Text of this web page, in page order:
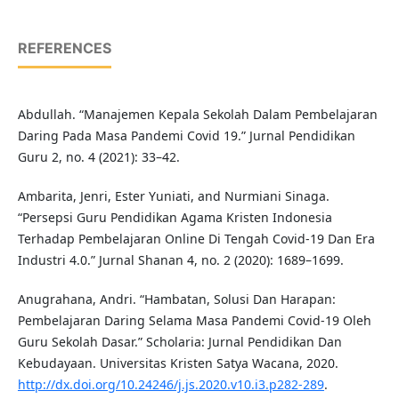
REFERENCES
Abdullah. “Manajemen Kepala Sekolah Dalam Pembelajaran
Daring Pada Masa Pandemi Covid 19.” Jurnal Pendidikan
Guru 2, no. 4 (2021): 33–42.
Ambarita, Jenri, Ester Yuniati, and Nurmiani Sinaga.
“Persepsi Guru Pendidikan Agama Kristen Indonesia
Terhadap Pembelajaran Online Di Tengah Covid-19 Dan Era
Industri 4.0.” Jurnal Shanan 4, no. 2 (2020): 1689–1699.
Anugrahana, Andri. “Hambatan, Solusi Dan Harapan:
Pembelajaran Daring Selama Masa Pandemi Covid-19 Oleh
Guru Sekolah Dasar.” Scholaria: Jurnal Pendidikan Dan
Kebudayaan. Universitas Kristen Satya Wacana, 2020.
http://dx.doi.org/10.24246/j.js.2020.v10.i3.p282-289.